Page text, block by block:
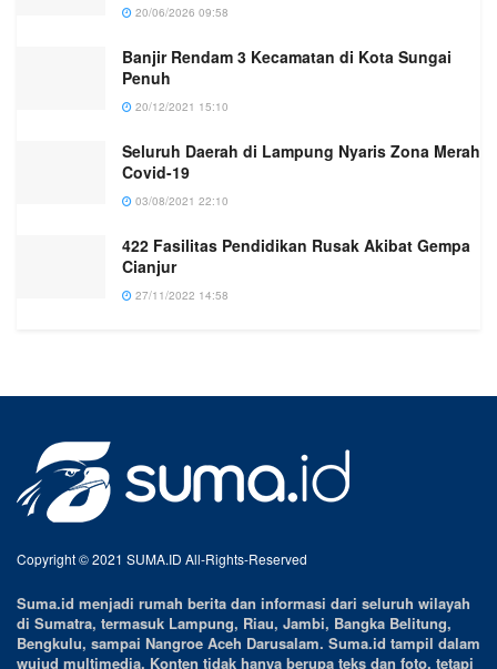
20/06/2026 09:58
Banjir Rendam 3 Kecamatan di Kota Sungai
Penuh
20/12/2021 15:10
Seluruh Daerah di Lampung Nyaris Zona Merah
Covid-19
03/08/2021 22:10
422 Fasilitas Pendidikan Rusak Akibat Gempa
Cianjur
27/11/2022 14:58
Copyright © 2021 SUMA.ID All-Rights-Reserved
Suma.id menjadi rumah berita dan informasi dari seluruh wilayah
di Sumatra, termasuk Lampung, Riau, Jambi, Bangka Belitung,
Bengkulu, sampai Nangroe Aceh Darusalam. Suma.id tampil dalam
wujud multimedia. Konten tidak hanya berupa teks dan foto, tetapi